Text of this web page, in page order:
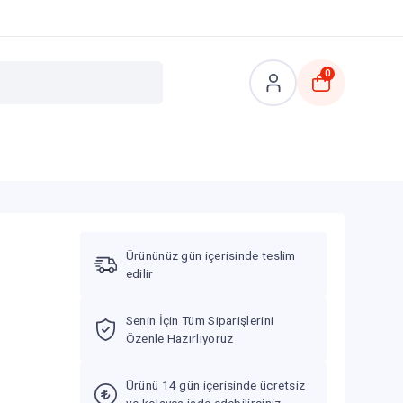
0
Ürününüz gün içerisinde teslim
edilir
Senin İçin Tüm Siparişlerini
Özenle Hazırlıyoruz
Ürünü 14 gün içerisinde ücretsiz